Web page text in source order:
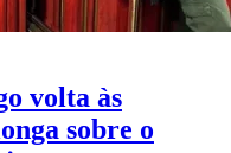
volta às
sobre o